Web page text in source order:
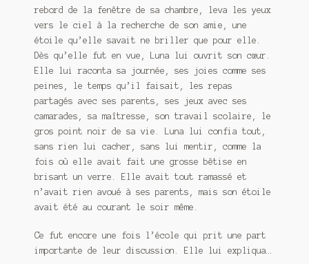
rebord de la fenêtre de sa chambre, leva les yeux
vers le ciel à la recherche de son amie, une
étoile qu’elle savait ne briller que pour elle.
Dès qu’elle fut en vue, Luna lui ouvrit son cœur.
Elle lui raconta sa journée, ses joies comme ses
peines, le temps qu’il faisait, les repas
partagés avec ses parents, ses jeux avec ses
camarades, sa maîtresse, son travail scolaire, le
gros point noir de sa vie. Luna lui confia tout,
sans rien lui cacher, sans lui mentir, comme la
fois où elle avait fait une grosse bêtise en
brisant un verre. Elle avait tout ramassé et
n’avait rien avoué à ses parents, mais son étoile
avait été au courant le soir même.
Ce fut encore une fois l’école qui prit une part
importante de leur discussion. Elle lui expliqua…